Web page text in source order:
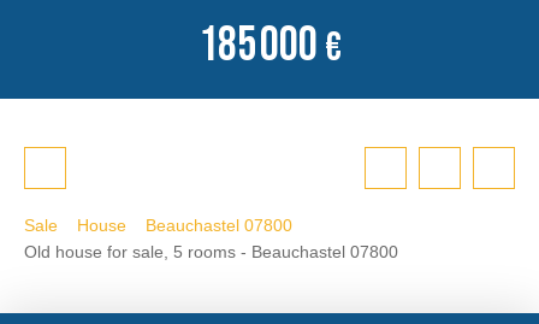
185 000 €
Sale House
Beauchastel 07800
Old house for sale, 5 rooms - Beauchastel 07800